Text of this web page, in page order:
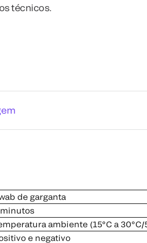
técnicos.
de garganta
ambiente (15°C a 30°C/
e negativo